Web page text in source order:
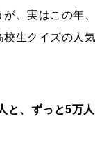
、実はこの年
生クイズの人
と、ずっと5万